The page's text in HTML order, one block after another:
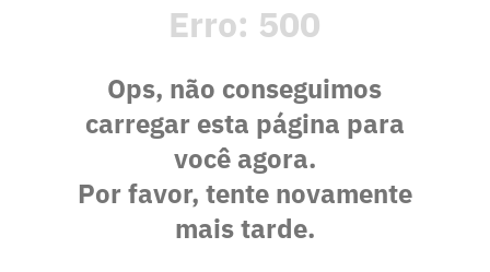
Erro: 500
Ops, não conseguimos
carregar esta página para
você agora.
Por favor, tente novamente
mais tarde.